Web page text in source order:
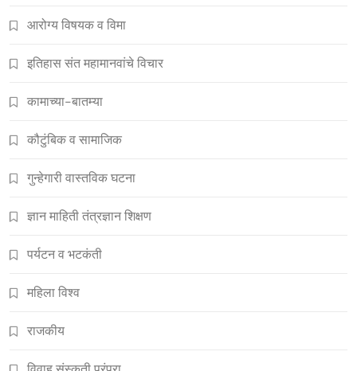
आरोग्य विषयक व विमा
इतिहास संत महामानवांचे विचार
कामाच्या-बातम्या
कौटुंबिक व सामाजिक
गुन्हेगारी वास्तविक घटना
ज्ञान माहिती तंत्रज्ञान शिक्षण
पर्यटन व भटकंती
महिला विश्व
राजकीय